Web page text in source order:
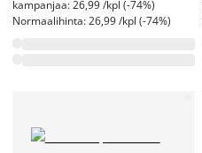
kampanjaa: 26,99 /kpl (-74%)
Normaalihinta: 26,99 /kpl (-74%)